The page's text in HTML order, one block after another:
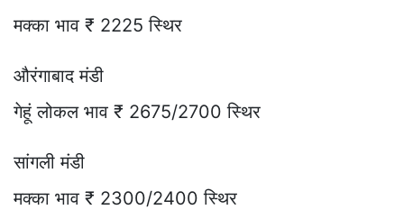
मक्का भाव ₹ 2225 स्थिर
औरंगाबाद मंडी
गेहूं लोकल भाव ₹ 2675/2700 स्थिर
सांगली मंडी
मक्का भाव ₹ 2300/2400 स्थिर